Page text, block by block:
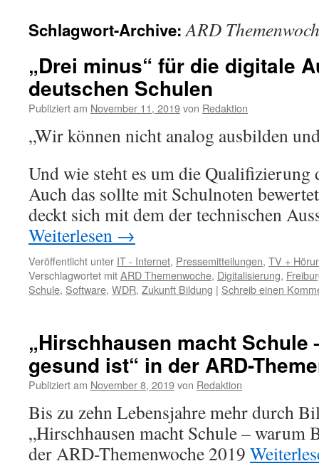
Schlagwort-Archive:ARD
„Drei minus“ für die digitale
deutschen Schulen
Publiziert am November 11, 2019von Redaktion
„Wir können nicht analog ausbilden
Und wie steht es um die
Auch das sollte mit Schulnoten
deckt sich mit dem der technischen
Weiterlesen →
Veröffentlicht unter IT - Internet, Pressemitteilungen, TV +
Verschlagwortet mitARD Themenwoche, Digitalisierung,
Schule, Software, WDR, Zukunft Bildung | Schreib einen
„Hirschhausen macht Schule
gesund ist“ in der ARD-
Publiziert am November 8, 2019von Redaktion
Bis zu zehn Lebensjahre mehr durch
„Hirschhausen macht Schule – warum
der ARD-Themenwoche 2019